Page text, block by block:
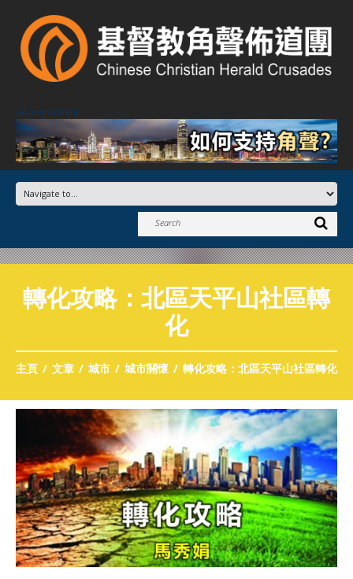
Advertisement
轉化攻略：北區天平山社區轉
化
主頁 文章 城市 城市關懷 轉化攻略：北區天平山社區轉化